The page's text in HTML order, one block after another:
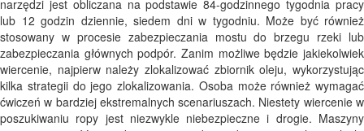
narzędzi jest obliczana na podstawie 84-godzinnego tygodnia pracy
lub 12 godzin dziennie, siedem dni w tygodniu. Może być również
stosowany w procesie zabezpieczania mostu do brzegu rzeki lub
zabezpieczania głównych podpór. Zanim możliwe będzie jakiekolwiek
wiercenie, najpierw należy zlokalizować zbiornik oleju, wykorzystując
kilka strategii do jego zlokalizowania. Osoba może również wymagać
ćwiczeń w bardziej ekstremalnych scenariuszach. Niestety wiercenie w
poszukiwaniu ropy jest niezwykle niebezpieczne i drogie. Maszyny